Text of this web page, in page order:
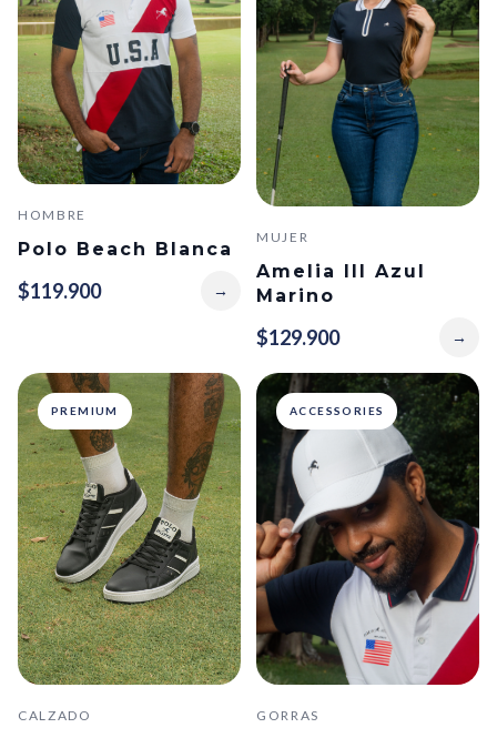
HOMBRE
Polo Beach Blanca
$119.900 →
MUJER
Amelia III Azul
Marino
$129.900 →
PREMIUM
CALZADO
ACCESSORIES
GORRAS